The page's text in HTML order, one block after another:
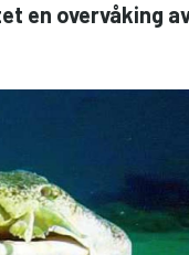
en overvåking